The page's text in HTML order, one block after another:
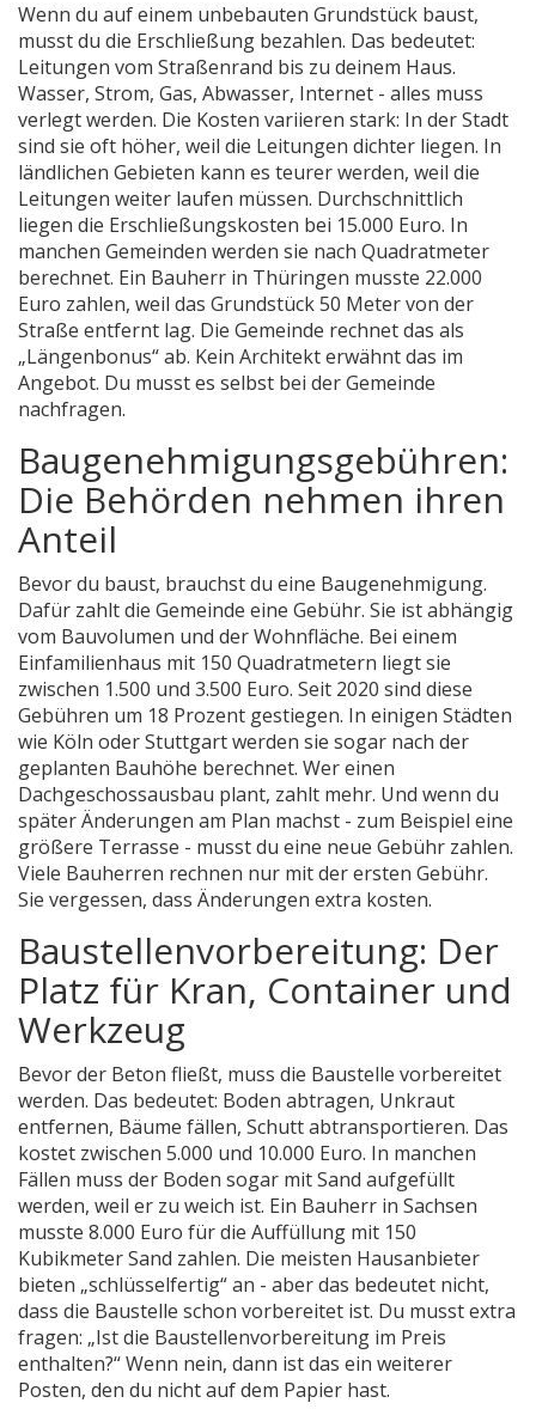
Wenn du auf einem unbebauten Grundstück baust,
musst du die Erschließung bezahlen. Das bedeutet:
Leitungen vom Straßenrand bis zu deinem Haus.
Wasser, Strom, Gas, Abwasser, Internet - alles muss
verlegt werden. Die Kosten variieren stark: In der Stadt
sind sie oft höher, weil die Leitungen dichter liegen. In
ländlichen Gebieten kann es teurer werden, weil die
Leitungen weiter laufen müssen. Durchschnittlich
liegen die Erschließungskosten bei 15.000 Euro. In
manchen Gemeinden werden sie nach Quadratmeter
berechnet. Ein Bauherr in Thüringen musste 22.000
Euro zahlen, weil das Grundstück 50 Meter von der
Straße entfernt lag. Die Gemeinde rechnet das als
„Längenbonus“ ab. Kein Architekt erwähnt das im
Angebot. Du musst es selbst bei der Gemeinde
nachfragen.
Baugenehmigungsgebühren:
Die Behörden nehmen ihren
Anteil
Bevor du baust, brauchst du eine Baugenehmigung.
Dafür zahlt die Gemeinde eine Gebühr. Sie ist abhängig
vom Bauvolumen und der Wohnfläche. Bei einem
Einfamilienhaus mit 150 Quadratmetern liegt sie
zwischen 1.500 und 3.500 Euro. Seit 2020 sind diese
Gebühren um 18 Prozent gestiegen. In einigen Städten
wie Köln oder Stuttgart werden sie sogar nach der
geplanten Bauhöhe berechnet. Wer einen
Dachgeschossausbau plant, zahlt mehr. Und wenn du
später Änderungen am Plan machst - zum Beispiel eine
größere Terrasse - musst du eine neue Gebühr zahlen.
Viele Bauherren rechnen nur mit der ersten Gebühr.
Sie vergessen, dass Änderungen extra kosten.
Baustellenvorbereitung: Der
Platz für Kran, Container und
Werkzeug
Bevor der Beton fließt, muss die Baustelle vorbereitet
werden. Das bedeutet: Boden abtragen, Unkraut
entfernen, Bäume fällen, Schutt abtransportieren. Das
kostet zwischen 5.000 und 10.000 Euro. In manchen
Fällen muss der Boden sogar mit Sand aufgefüllt
werden, weil er zu weich ist. Ein Bauherr in Sachsen
musste 8.000 Euro für die Auffüllung mit 150
Kubikmeter Sand zahlen. Die meisten Hausanbieter
bieten „schlüsselfertig“ an - aber das bedeutet nicht,
dass die Baustelle schon vorbereitet ist. Du musst extra
fragen: „Ist die Baustellenvorbereitung im Preis
enthalten?“ Wenn nein, dann ist das ein weiterer
Posten, den du nicht auf dem Papier hast.